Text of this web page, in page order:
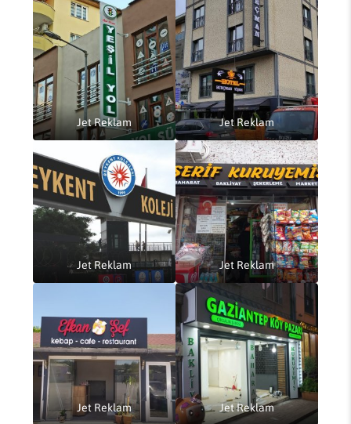
Jet Reklam Jet Reklam
Jet Reklam Jet Reklam
Jet Reklam Jet Reklam